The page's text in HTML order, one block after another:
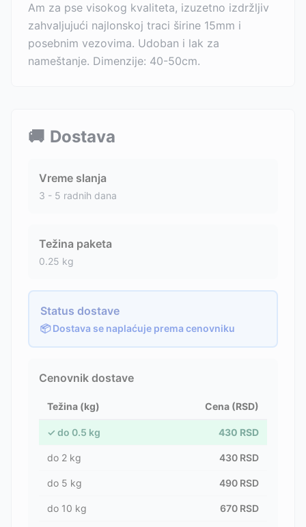
Am za pse visokog kvaliteta, izuzetno izdržljiv
zahvaljujući najlonskoj traci širine 15mm i
posebnim vezovima. Udoban i lak za
nameštanje. Dimenzije: 40-50cm.
🚚 Dostava
Vreme slanja
3 - 5 radnih dana
Težina paketa
0.25 kg
Status dostave
📦 Dostava se naplaćuje prema cenovniku
Cenovnik dostave
Težina (kg) Cena (RSD)
✓ do 0.5 kg 430 RSD
do 2 kg 430 RSD
do 5 kg 490 RSD
do 10 kg 670 RSD